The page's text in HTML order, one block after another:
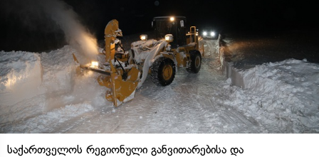
საქართველოს რეგიონული განვითარებისა და